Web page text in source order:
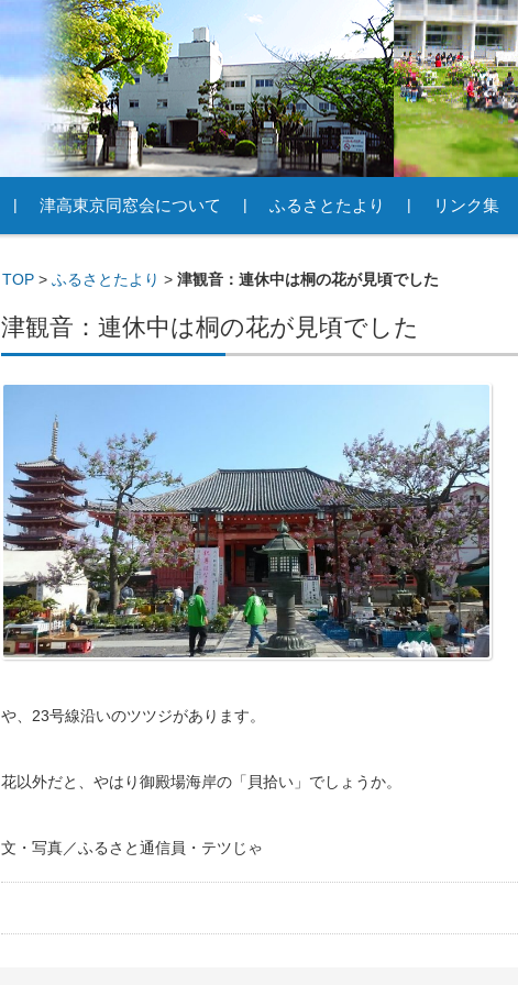
津高東京同窓会について ふるさとたより リンク集
TOP> ふるさとたより > 津観音：連休中は桐の花が見頃でした
津観音：連休中は桐の花が見頃でした
や、23号線沿いのツツジがあります。
花以外だと、やはり御殿場海岸の「貝拾い」でしょうか。
文・写真／ふるさと通信員・テツじゃ